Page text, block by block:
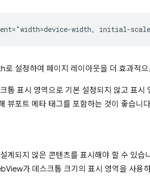
설정하여 페이지 레이아웃을 더 효과적으
톱 표시 영역으로 기본 설정되지 않고 표
뷰포트 메타 태그를 포함하는 것이 좋습니
계되지 않은 콘텐츠를 표시해야 할 수 있습
가 데스크톱 크기의 표시 영역을 사용